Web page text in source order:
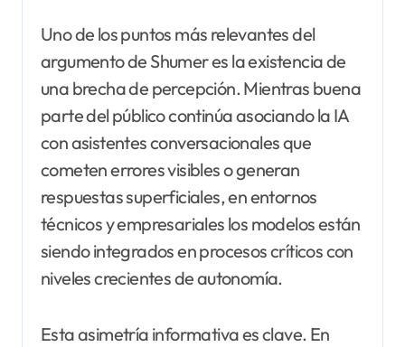
Uno de los puntos más relevantes del
argumento de Shumer es la existencia de
una brecha de percepción. Mientras buena
parte del público continúa asociando la IA
con asistentes conversacionales que
cometen errores visibles o generan
respuestas superficiales, en entornos
técnicos y empresariales los modelos están
siendo integrados en procesos críticos con
niveles crecientes de autonomía.
Esta asimetría informativa es clave. En